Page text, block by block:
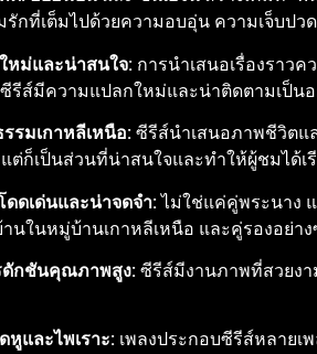
กที่เต็มไปด้วยความอบอุ่น ความเจ็บปว
หม่และน่าสนใจ: การนำเสนอเรื่องราว
รีส์มีความแปลกใหม่และน่าติดตามเป็น
รมเกาหลีเหนือ: ซีรีส์นำเสนอภาพชีวิตแ
ต่ก็เป็นส่วนที่น่าสนใจและทำให้ผู้ชมได้เ
ดเด่นและน่าจดจำ:ไม่ใช่แค่คู่พระนาง
นในหมู่บ้านเกาหลีเหนือ และคู่รองอย่า
ดักชันคุณภาพสูง: ซีรีส์มีงานภาพที่สวยงา
หูและไพเราะ: เพลงประกอบซีรีส์หลายเ